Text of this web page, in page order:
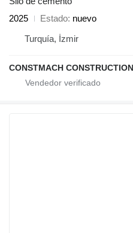
2025
Estado nuevo
Turquía, İzmir
CONSTMACH